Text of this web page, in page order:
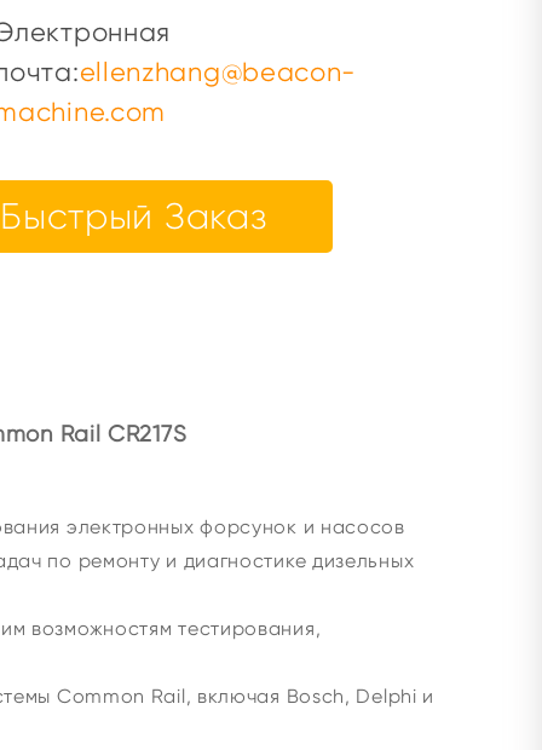
ellenzhang@beacon-
Быстрый Заказ
Rail CR217S
электронных форсунок и насосов
по ремонту и диагностике дизельных
возможностям тестирования,
Common Rail, включая Bosch, Delphi и